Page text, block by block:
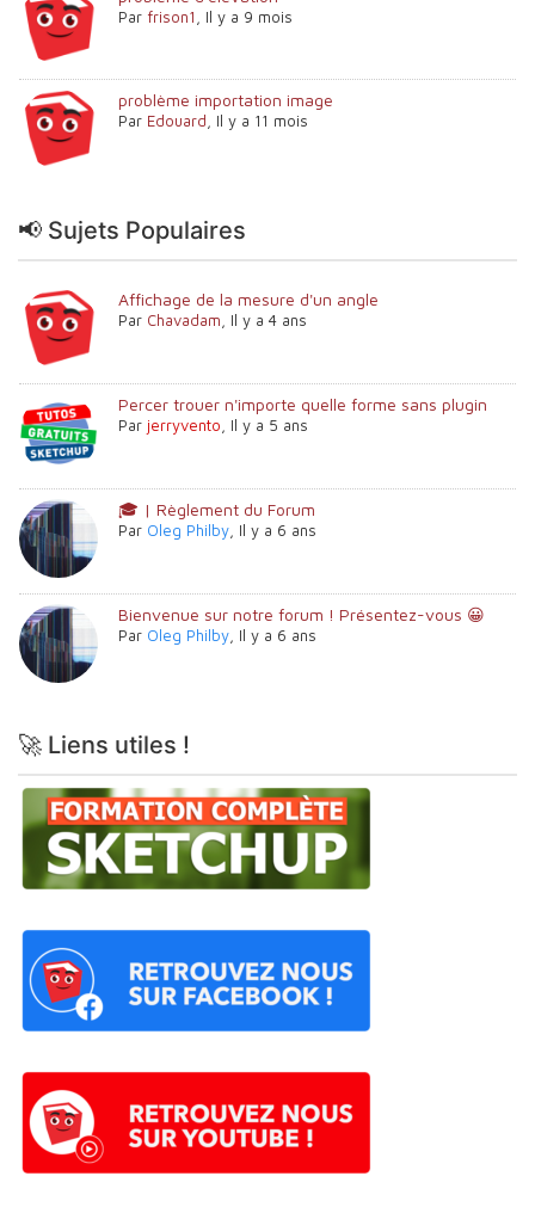
Par frison1 Il y a 9 mois
problème importation image
Par Edouard, Il y a 11 mois
📢 Sujets Populaires
Affichage de la mesure d'un angle
Par Chavadam, Il y a 4 ans
Percer trouer n'importe quelle forme sans plugin
Par jerryvento Il y a 5 ans
🎓 | Règlement du Forum
Par Oleg Philby Il y a 6 ans
Bienvenue sur notre forum ! Présentez-vous 😀
Par Oleg Philby Il y a 6 ans
🚀 Liens utiles !